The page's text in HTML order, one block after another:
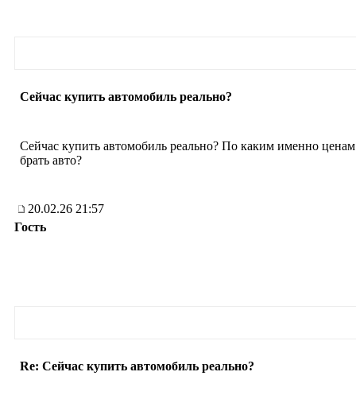
Сейчас купить автомобиль реально?
Сейчас купить автомобиль реально? По каким именно ценам
брать авто?
20.02.26 21:57
Гость
Re: Сейчас купить автомобиль реально?